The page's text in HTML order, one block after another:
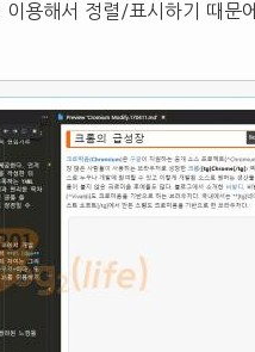
이용해서 정렬/표시하기 때문